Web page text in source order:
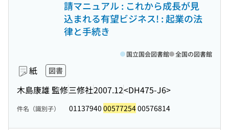
請マニュアル : これから成長が見
込まれる有望ビジネス! : 起業の法
律と手続き
紙 図書
木島康雄 監修三修社2007.12<DH475-J6>
国立国会図書館 全国の図書館
件名（識別子） 01137940 0057725400576814